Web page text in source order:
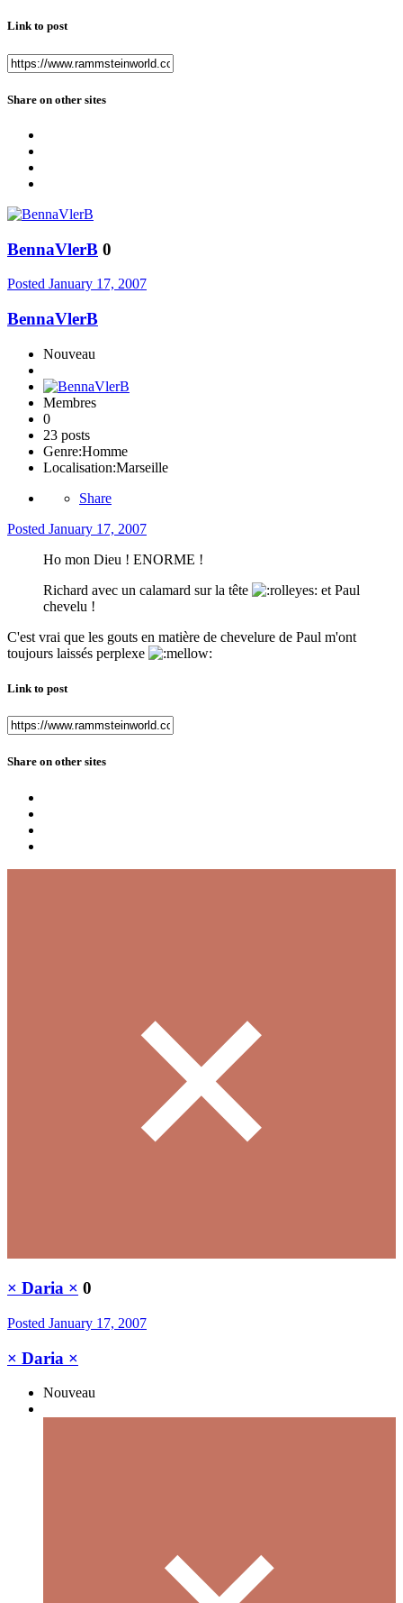
Link to post
Share on other sites
BennaVlerB 0
Posted January 17, 2007
BennaVlerB
Nouveau
Membres
0
23 posts
Genre:Homme
Localisation:Marseille
Share
Posted January 17, 2007
Ho mon Dieu ! ENORME !
Richard avec un calamard sur la tête
et Paul
chevelu !
C'est vrai que les gouts en matière de chevelure de Paul m'ont
toujours laissés perplexe
Link to post
Share on other sites
× Daria × 0
Posted January 17, 2007
× Daria ×
Nouveau